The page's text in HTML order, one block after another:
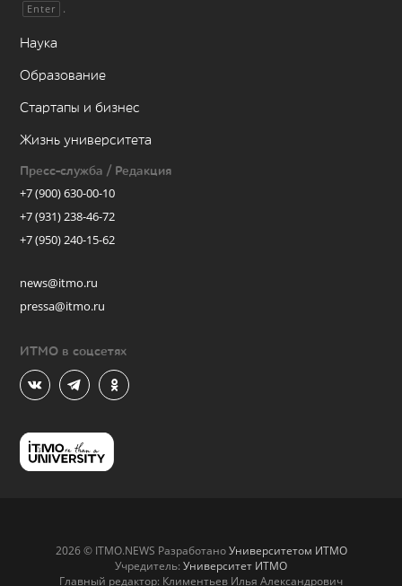
Enter .
Наука
Образование
Стартапы и бизнес
Жизнь университета
Пресс-служба / Редакция
+7 (900) 630-00-10
+7 (931) 238-46-72
+7 (950) 240-15-62
news@itmo.ru
pressa@itmo.ru
ИТМО в соцсетях
2026 © ITMO.NEWS РазработаноУниверситетом ИТМО
Учредитель: Университет ИТМО
Главный редактор: Климентьев Илья Александрович